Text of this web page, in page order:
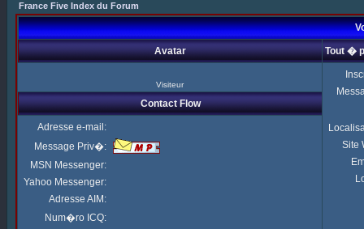
France Five Index du Forum
Avatar Tout �
Visiteur
Site
Contact Flow
Adresse e-mail:
Message Priv�:
MSN Messenger:
Yahoo Messenger:
Adresse AIM:
Num�ro ICQ: